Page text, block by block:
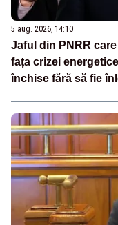
5 aug. 2026, 14:10
Jaful din PNRR
fața crizei
închise fără să fie